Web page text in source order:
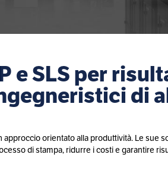
e SLS per
di
approccio orientato alla produttività. Le sue
di stampa, ridurre i costi e garantire